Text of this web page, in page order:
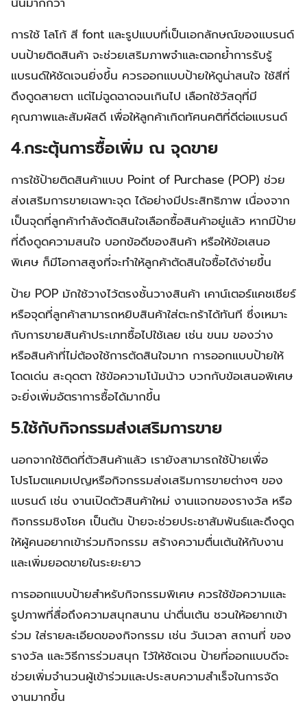
การใช้ โลโก้ สี font และรูปแบบที่เป็นเอกลักษณ์ของแบรนด์
บนป้ายติดสินค้า จะช่วยเสริมภาพจำและตอกย้ำการรับรู้
แบรนด์ให้ชัดเจนยิ่งขึ้น ควรออกแบบป้ายให้ดูน่าสนใจ ใช้สีที่
ดึงดูดสายตา แต่ไม่ฉูดฉาดจนเกินไป เลือกใช้วัสดุที่มี
คุณภาพและสัมผัสดี เพื่อให้ลูกค้าเกิดทัศนคติที่ดีต่อแบรนด์
4.กระตุ้นการซื้อเพิ่ม ณ จุดขาย
การใช้ป้ายติดสินค้าแบบ Point of Purchase (POP) ช่วย
ส่งเสริมการขายเฉพาะจุด ได้อย่างมีประสิทธิภาพ เนื่องจาก
เป็นจุดที่ลูกค้ากำลังตัดสินใจเลือกซื้อสินค้าอยู่แล้ว หากมีป้าย
ที่ดึงดูดความสนใจ บอกข้อดีของสินค้า หรือให้ข้อเสนอ
พิเศษ ก็มีโอกาสสูงที่จะทำให้ลูกค้าตัดสินใจซื้อได้ง่ายขึ้น
ป้าย POP มักใช้วางไว้ตรงชั้นวางสินค้า เคาน์เตอร์แคชเชียร์
หรือจุดที่ลูกค้าสามารถหยิบสินค้าใส่ตะกร้าได้ทันที ซึ่งเหมาะ
กับการขายสินค้าประเภทซื้อไปใช้เลย เช่น ขนม ของว่าง
หรือสินค้าที่ไม่ต้องใช้การตัดสินใจมาก การออกแบบป้ายให้
โดดเด่น สะดุดตา ใช้ข้อความโน้มน้าว บวกกับข้อเสนอพิเศษ
จะยิ่งเพิ่มอัตราการซื้อได้มากขึ้น
5.ใช้กับกิจกรรมส่งเสริมการขาย
นอกจากใช้ติดที่ตัวสินค้าแล้ว เรายังสามารถใช้ป้ายเพื่อ
โปรโมตแคมเปญหรือกิจกรรมส่งเสริมการขายต่างๆ ของ
แบรนด์ เช่น งานเปิดตัวสินค้าใหม่ งานแจกของรางวัล หรือ
กิจกรรมชิงโชค เป็นต้น ป้ายจะช่วยประชาสัมพันธ์และดึงดูด
ให้ผู้คนอยากเข้าร่วมกิจกรรม สร้างความตื่นเต้นให้กับงาน
และเพิ่มยอดขายในระยะยาว
การออกแบบป้ายสำหรับกิจกรรมพิเศษ ควรใช้ข้อความและ
รูปภาพที่สื่อถึงความสนุกสนาน น่าตื่นเต้น ชวนให้อยากเข้า
ร่วม ใส่รายละเอียดของกิจกรรม เช่น วันเวลา สถานที่ ของ
รางวัล และวิธีการร่วมสนุก ไว้ให้ชัดเจน ป้ายที่ออกแบบดีจะ
ช่วยเพิ่มจำนวนผู้เข้าร่วมและประสบความสำเร็จในการจัด
งานมากขึ้น